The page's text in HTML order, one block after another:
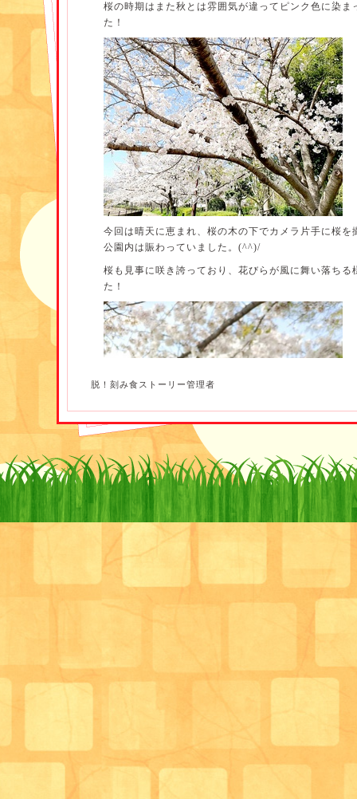
桜の時期はまた秋とは雰囲気が違ってピンク色に染ま
た！
今回は晴天に恵まれ、桜の木の下でカメラ片手に桜を
公園内は賑わっていました。(^^)/
桜も見事に咲き誇っており、花びらが風に舞い落ちる
た！
脱！刻み食ストーリー管理者